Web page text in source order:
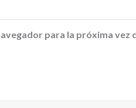
para la próxima vez